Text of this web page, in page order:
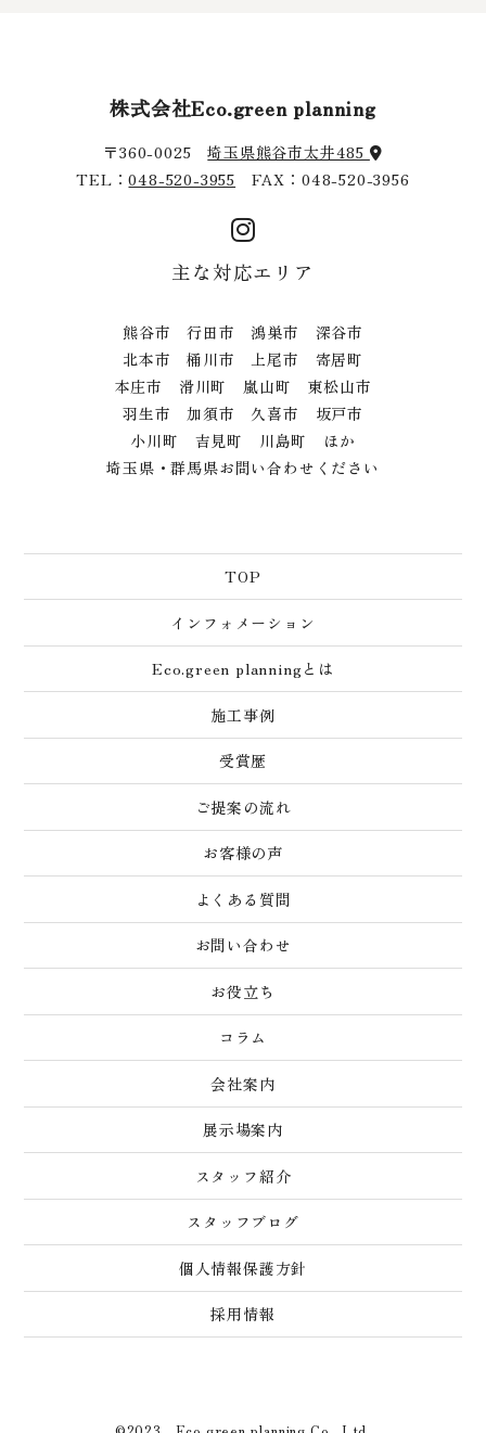
株式会社Eco.green planning
〒360-0025埼玉県熊谷市太井485
TEL：048-520-3955 FAX：048-520-3956
主な対応エリア
熊谷市 行田市 鴻巣市 深谷市
北本市 桶川市 上尾市 寄居町
本庄市 滑川町 嵐山町 東松山市
羽生市 加須市 久喜市 坂戸市
小川町 吉見町 川島町 ほか
埼玉県・群馬県お問い合わせください
TOP
インフォメーション
Eco.green planningとは
施工事例
受賞歴
ご提案の流れ
お客様の声
よくある質問
お問い合わせ
お役立ち
コラム
会社案内
展示場案内
スタッフ紹介
スタッフブログ
個人情報保護方針
採用情報